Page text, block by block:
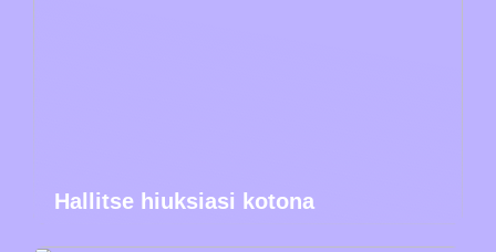
Hallitse hiuksiasi kotona